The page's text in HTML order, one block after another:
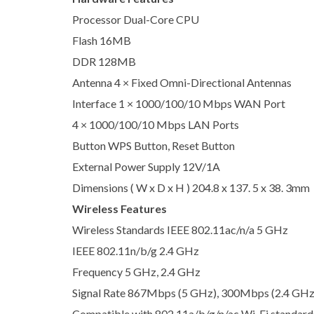
Processor Dual-Core CPU
Flash 16MB
DDR 128MB
Antenna 4 × Fixed Omni-Directional Antennas
Interface 1 × 1000/100/10 Mbps WAN Port
4 × 1000/100/10 Mbps LAN Ports
Button WPS Button, Reset Button
External Power Supply 12V/1A
Dimensions ( W x D x H ) 204.8 x 137. 5 x 38. 3mm
Wireless Features
Wireless Standards IEEE 802.11ac/n/a 5 GHz
IEEE 802.11n/b/g 2.4 GHz
Frequency 5 GHz, 2.4 GHz
Signal Rate 867Mbps (5 GHz), 300Mbps (2.4